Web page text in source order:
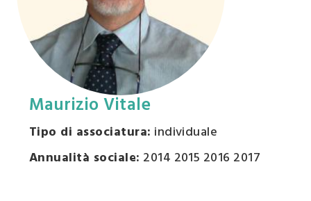
Maurizio Vitale
Tipo di associatura: individuale
Annualità sociale: 2014 2015 2016 2017